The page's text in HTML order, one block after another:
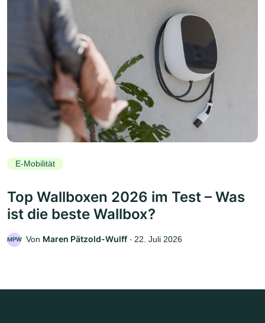
E-Mobilität
Top Wallboxen 2026 im Test – Was
ist die beste Wallbox?
MPW Von Maren Pätzold-Wulff ‧ 22. Juli 2026